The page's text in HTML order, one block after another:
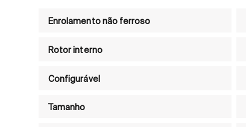
Enrolamento não ferroso
Rotor interno
Configurável
Tamanho